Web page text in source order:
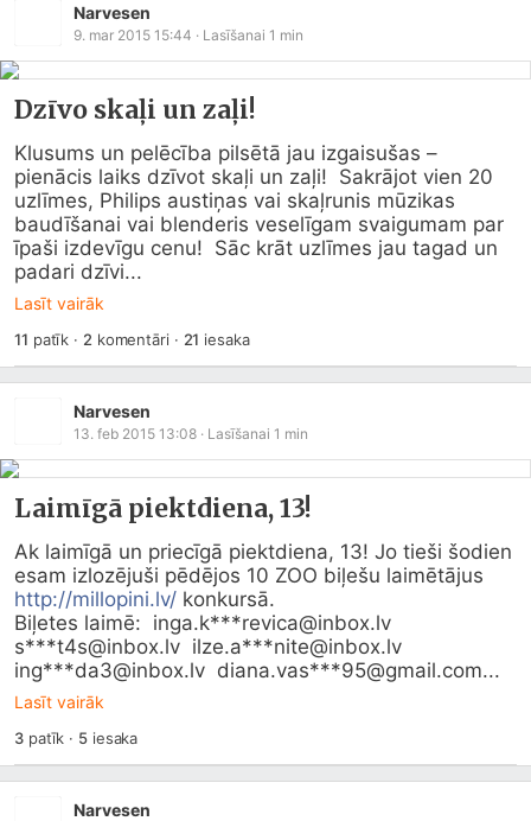
Narvesen
9. mar 2015 15:44 · Lasīšanai 1 min
Dzīvo skaļi un zaļi!
Klusums un pelēcība pilsētā jau izgaisušas –
pienācis laiks dzīvot skaļi un zaļi!  Sakrājot vien 20
uzlīmes, Philips austiņas vai skaļrunis mūzikas
baudīšanai vai blenderis veselīgam svaigumam par
īpaši izdevīgu cenu!  Sāc krāt uzlīmes jau tagad un
padari dzīvi...
Lasīt vairāk
11 patīk · 2 komentāri · 21 iesaka
Narvesen
13. feb 2015 13:08 · Lasīšanai 1 min
Laimīgā piektdiena, 13!
Ak laimīgā un priecīgā piektdiena, 13! Jo tieši šodien
http://millopini.lv/ konkursā.
Biļetes laimē:  inga.k***revica@inbox.lv
s***t4s@inbox.lv
  ilze.a***nite@
inbox.lv
ing***da3@inbox.lv
  diana.vas***95@
gmail.com...
Lasīt vairāk
3patīk · 5iesaka
Narvesen